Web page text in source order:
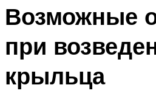
Возможные
при
крыльца